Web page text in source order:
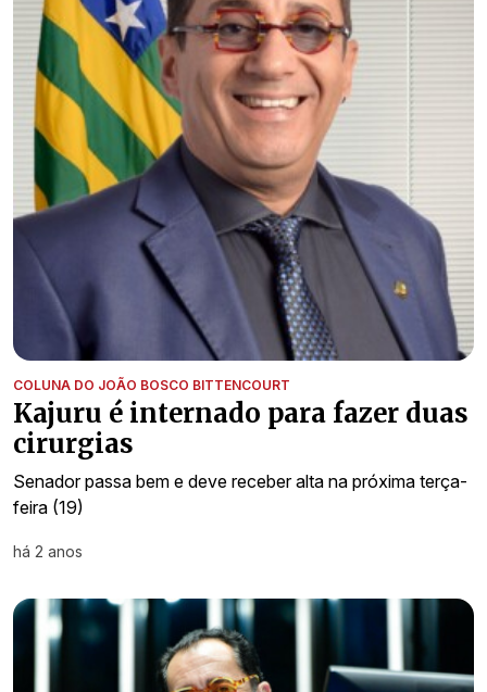
COLUNA DO JOÃO BOSCO BITTENCOURT
Kajuru é internado para fazer duas
cirurgias
Senador passa bem e deve receber alta na próxima terça-
feira (19)
há 2 anos